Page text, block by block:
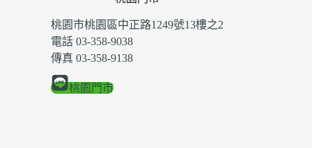
桃園市桃園區中正路1249號13樓之2
電話 03-358-9038
傳真 03-358-9138
桃園門市